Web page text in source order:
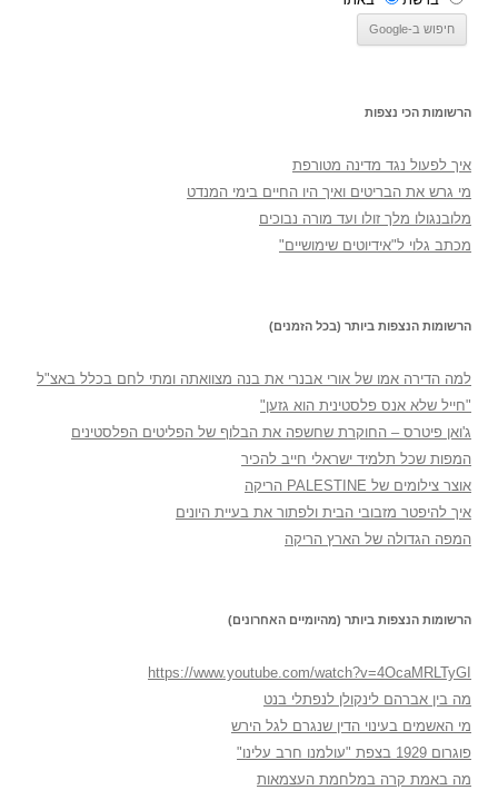
הרשומות הכי נצפות
איך לפעול נגד מדינה מטורפת
מי גרש את הבריטים ואיך היו החיים בימי המנדט
מלובנגולו מלך זולו ועד מורה נבוכים
מכתב גלוי ל"אידיוטים שימושיים"
הרשומות הנצפות ביותר (בכל הזמנים)
למה הדירה אמו של אורי אבנרי את בנה מצוואתה ומתי לחם בכלל באצ"ל
"חייל שלא אנס פלסטינית הוא גזען"
ג'ואן פיטרס – החוקרת שחשפה את הבלוף של הפליטים הפלסטינים
המפות שכל תלמיד ישראלי חייב להכיר
אוצר צילומים של PALESTINE הריקה
איך להיפטר מזבובי הבית ולפתור את בעיית היונים
המפה הגדולה של הארץ הריקה
הרשומות הנצפות ביותר (מהיומיים האחרונים)
https://www.youtube.com/watch?v=4OcaMRLTyGI
מה בין אברהם לינקולן לנפתלי בנט
מי האשמים בעינוי הדין שנגרם לגל הירש
פוגרום 1929 בצפת "עולמנו חרב עלינו"
מה באמת קרה במלחמת העצמאות